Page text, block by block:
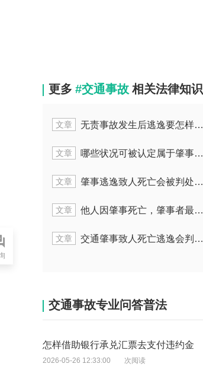
更多 #交通事故 相关法律知识
文章 无责事故发生后逃逸要怎样处置
文章 哪些状况可被认定属于肇事逃逸
文章 肇事逃逸致人死亡会被判处多少年刑罚
文章 他人因肇事死亡，肇事者最多判几年
文章 交通肇事致人死亡逃逸会判多长刑期
交通事故专业问答普法
怎样借助银行承兑汇票去支付违约金
2026-05-26 12:33:00 次阅读